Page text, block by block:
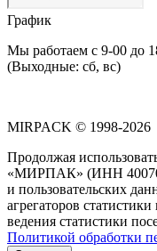
График
Мы работаем с 9-00 до
(Выходные: сб, вс)
MIRPACK © 1998-2026
Продолжая
«МИРПАК» (ИНН
и пользовательских
агрегаторов
ведения статистики
Политикой обработки